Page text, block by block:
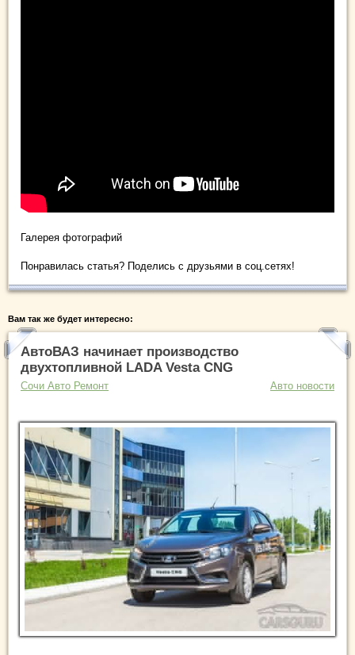
Галерея фотографий
Понравилась статья? Поделись с друзьями в соц.сетях!
Вам так же будет интересно:
АвтоВАЗ начинает производство
двухтопливной LADA Vesta CNG
Сочи Авто Ремонт Авто новости